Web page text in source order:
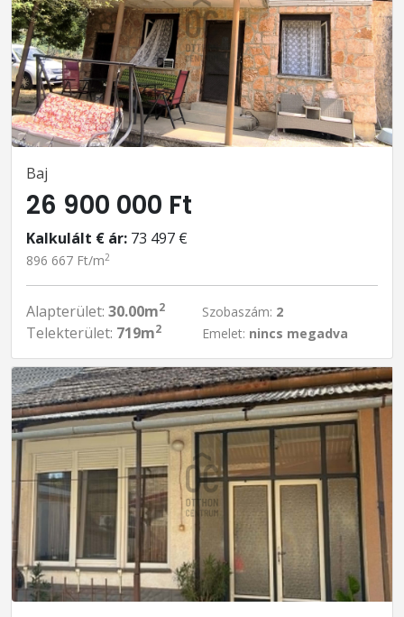
Baj
26 900 000 Ft
Kalkulált € ár: 73 497 €
896 667 Ft/m2
Alapterület: 30.00m2
Telekterület: 719m2
Szobaszám: 2
Emelet: nincs megadva